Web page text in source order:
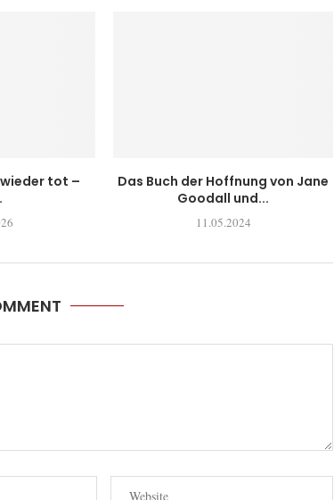
tot –
Das Buch der Hoffnung von Jane
Goodall und...
11.05.2024